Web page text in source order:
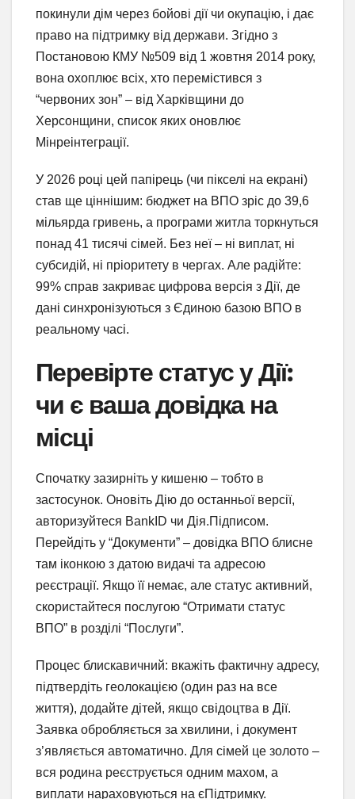
покинули дім через бойові дії чи окупацію, і дає
право на підтримку від держави. Згідно з
Постановою КМУ №509 від 1 жовтня 2014 року,
вона охоплює всіх, хто перемістився з
“червоних зон” – від Харківщини до
Херсонщини, список яких оновлює
Мінреінтеграції.
У 2026 році цей папірець (чи пікселі на екрані)
став ще ціннішим: бюджет на ВПО зріс до 39,6
мільярда гривень, а програми житла торкнуться
понад 41 тисячі сімей. Без неї – ні виплат, ні
субсидій, ні пріоритету в чергах. Але радійте:
99% справ закриває цифрова версія з Дії, де
дані синхронізуються з Єдиною базою ВПО в
реальному часі.
Перевірте статус у Дії:
чи є ваша довідка на
місці
Спочатку зазирніть у кишеню – тобто в
застосунок. Оновіть Дію до останньої версії,
авторизуйтеся BankID чи Дія.Підписом.
Перейдіть у “Документи” – довідка ВПО блисне
там іконкою з датою видачі та адресою
реєстрації. Якщо її немає, але статус активний,
скористайтеся послугою “Отримати статус
ВПО” в розділі “Послуги”.
Процес блискавичний: вкажіть фактичну адресу,
підтвердіть геолокацією (один раз на все
життя), додайте дітей, якщо свідоцтва в Дії.
Заявка обробляється за хвилини, і документ
з’являється автоматично. Для сімей це золото –
вся родина реєструється одним махом, а
виплати нараховуються на єПідтримку.